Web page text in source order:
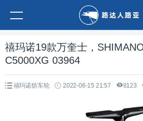
禧玛诺19款万奎士，
C5000XG 03964
禧玛诺纺车轮 2022-06-15 21:57 8123